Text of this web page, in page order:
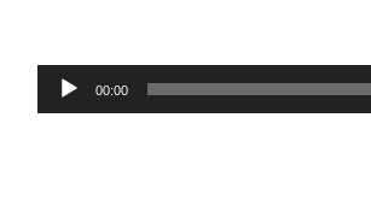
Tocador
de
00:00